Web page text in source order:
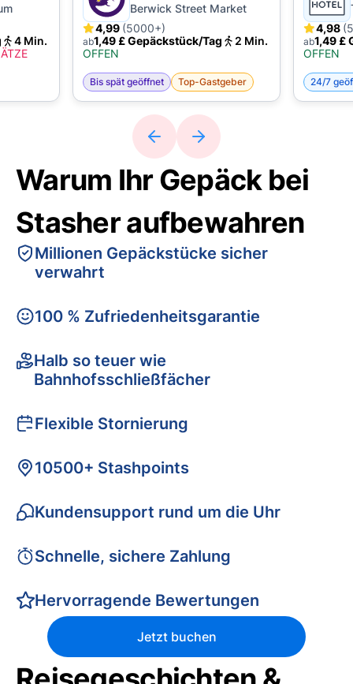
4 Min.
Berwick Street Market
4,99 (5000+)
ab1,49 £ Gepäckstück/Tag
2 Min.
OFFEN
Bis spät geöffnet Top-Gastgeber
4,98
ab1,49 £
OFFEN
24/7
Warum Ihr Gepäck bei
Stasher aufbewahren
Millionen Gepäckstücke sicher
verwahrt
100 % Zufriedenheitsgarantie
Halb so teuer wie
Bahnhofsschließfächer
Flexible Stornierung
10500+ Stashpoints
Kundensupport rund um die Uhr
Schnelle, sichere Zahlung
Hervorragende Bewertungen
Jetzt buchen